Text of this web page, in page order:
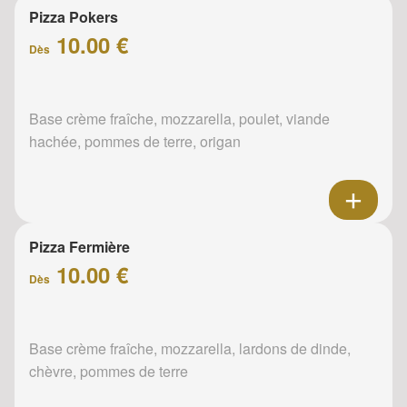
Pizza Pokers
Dès 10.00 €
Base crème fraîche, mozzarella, poulet, viande
hachée, pommes de terre, origan
Pizza Fermière
Dès 10.00 €
Base crème fraîche, mozzarella, lardons de dinde,
chèvre, pommes de terre